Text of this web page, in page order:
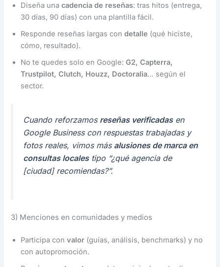
Diseña unacadencia de reseñas: tras hitos (entrega,
30 días, 90 días) con una plantilla fácil.
Responde reseñas largas condetalle (qué hiciste,
cómo, resultado).
No te quedes solo en Google:G2, Capterra,
Trustpilot, Clutch, Houzz, Doctoralia… según el
sector.
Cuando reforzamos reseñas verificadasen
Google Business con respuestas trabajadas y
fotos reales, vimos más alusiones de marca en
consultas localestipo “¿qué agencia de
[ciudad] recomiendas?”.
3) Menciones en comunidades y medios
Participa convalor (guías, análisis, benchmarks) y no
con autopromoción.